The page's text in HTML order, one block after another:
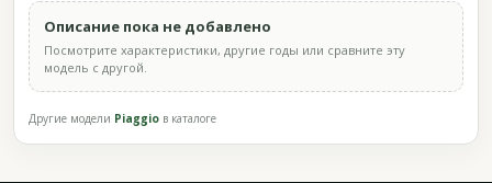
Описание пока не добавлено
Посмотрите характеристики, другие годы или сравните эту
модель с другой.
Другие модели Piaggio в каталоге